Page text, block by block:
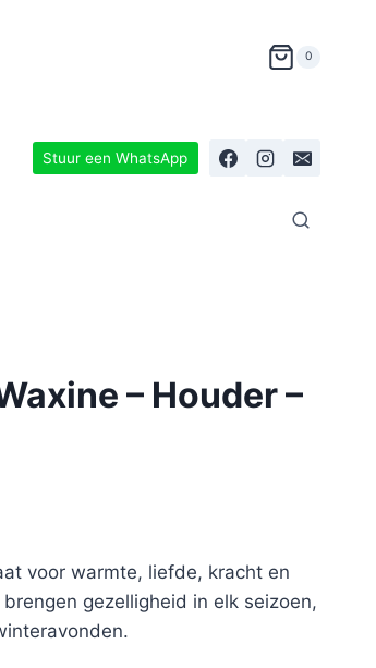
0
Stuur een WhatsApp
– Houder –
voor warmte, liefde, kracht en
gezelligheid in elk seizoen,